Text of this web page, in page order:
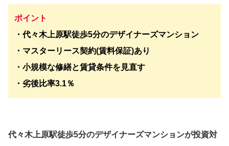
ポイント
・代々木上原駅徒歩5分のデザイナーズマンション
・マスターリース契約(賃料保証)あり
・小規模な修繕と賃貸条件を見直す
・劣後比率3.1％
代々木上原駅徒歩5分のデザイナーズマンションが投資対